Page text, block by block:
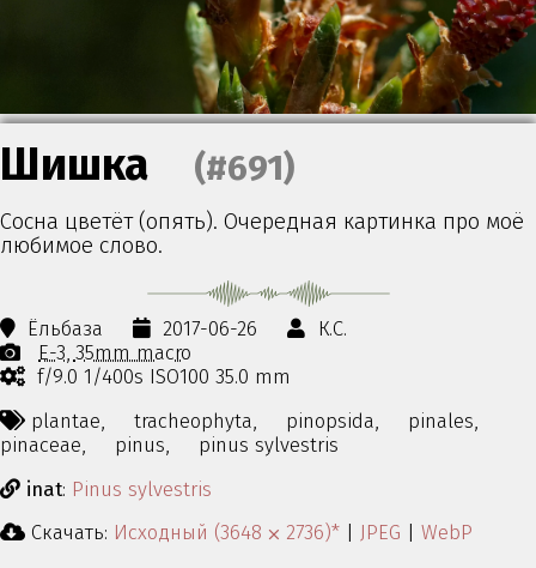
Шишка (#691)
Сосна цветёт (опять). Очередная картинка про моё
любимое слово.
Ёльбаза 2017-06-26
К.С.
E-3 35mm macro
f/9.0 1/400s ISO100 35.0 mm
plantae,
tracheophyta, pinopsida,
pinales,
pinaceae,
pinus,
pinus sylvestris
inat: Pinus sylvestris
Скачать: Исходный (3648 ⨉ 2736)* JPEG WebP